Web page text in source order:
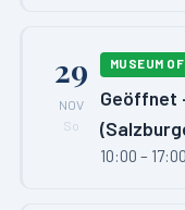
29
NOV
So
MUSEUM
Geöffnet
10:00 –